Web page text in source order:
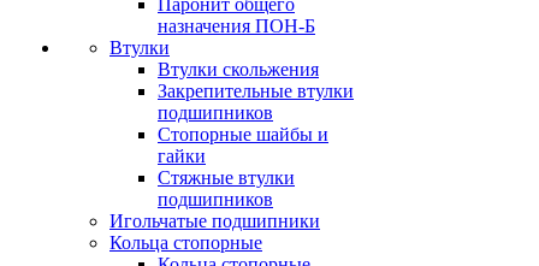
Паронит общего
назначения ПОН-Б
Втулки
Втулки скольжения
Закрепительные втулки
подшипников
Стопорные шайбы и
гайки
Стяжные втулки
подшипников
Игольчатые подшипники
Кольца стопорные